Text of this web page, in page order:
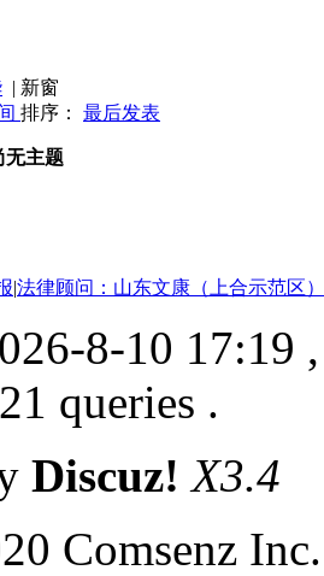
| 新窗
排序： 最后发表
无主题
|法律顾问：山东文康（上合示范区
8-10 17:19
queries .
Discuz! X3.4
Comsenz Inc.